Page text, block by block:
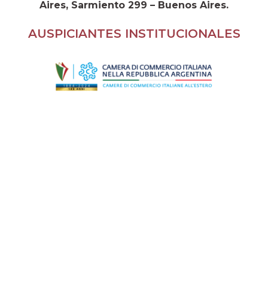
Aires, Sarmiento 299 – Buenos Aires.
AUSPICIANTES INSTITUCIONALES